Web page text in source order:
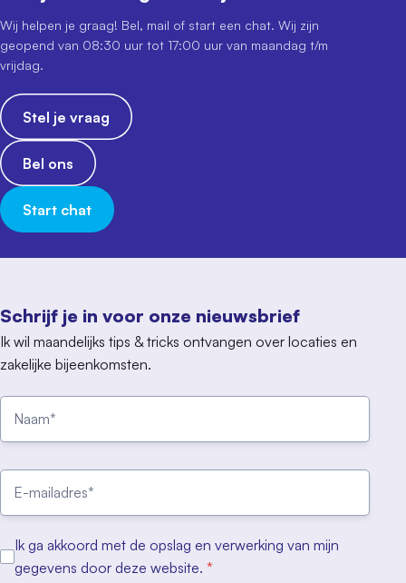
Schrijf je in voor onze nieuwsbrief
Ik wil maandelijks tips & tricks ontvangen over locaties en
zakelijke bijeenkomsten.
Ik ga akkoord met de opslag en verwerking van mijn
gegevens door deze website. *
Wij helpen je graag! Bel, mail of start een chat. Wij zijn
geopend van 08:30 uur tot 17:00 uur van maandag t/m
vrijdag.
Stel je vraag
Bel ons
Start chat